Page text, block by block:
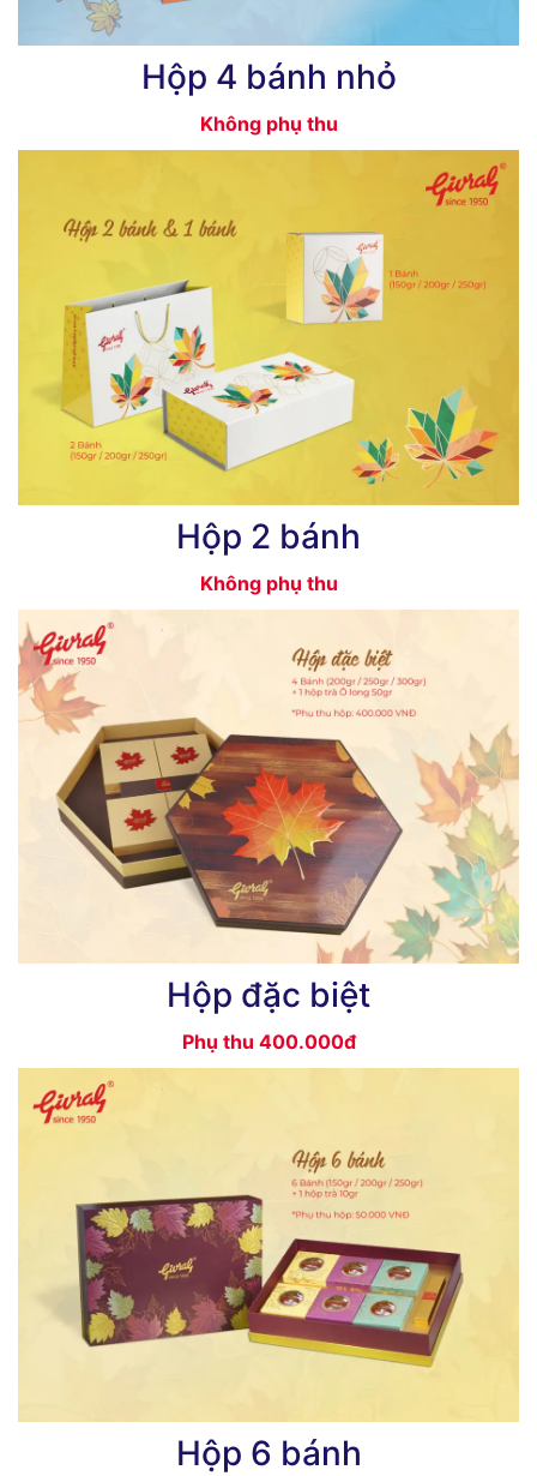
Hộp 4 bánh nhỏ
Không phụ thu
Hộp 2 bánh
Không phụ thu
Hộp đặc biệt
Phụ thu 400.000đ
Hộp 6 bánh